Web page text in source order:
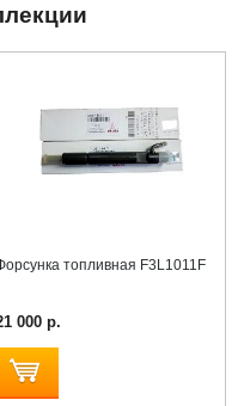
топливная F3L1011F
000 р.